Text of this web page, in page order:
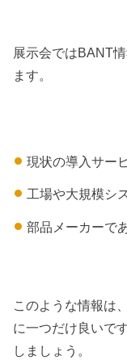
展示会ではBANT
ます。
現状の導入サー
工場や大規模シ
部品メーカーで
このような情報は
に一つだけ良いで
しましょう。